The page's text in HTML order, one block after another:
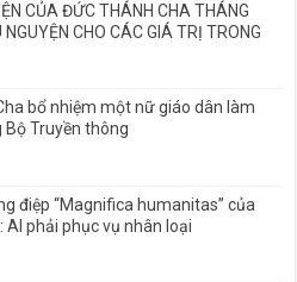
CỦA ĐỨC THÁNH CHA THÁNG
CHO CÁC GIÁ TRỊ TRONG
bổ nhiệm một nữ giáo dân làm
Truyền thông
điệp “Magnifica humanitas” của
AI phải phục vụ nhân loại